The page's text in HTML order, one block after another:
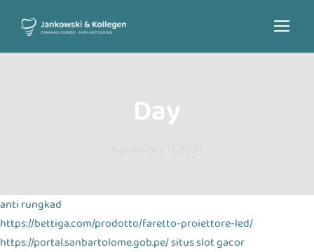
Day
anti rungkad
https://bettiga.com/prodotto/faretto-proiettore-led/
https://portal.sanbartolome.gob.pe/situs slot gacor